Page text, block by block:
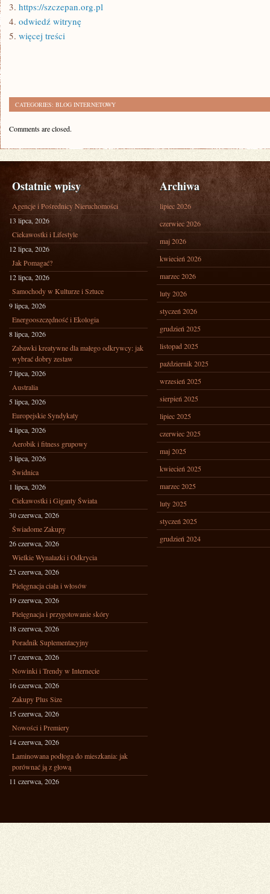
3. https://szczepan.org.pl
4. odwiedź witrynę
5. więcej treści
CATEGORIES: BLOG INTERNETOWY
Comments are closed.
Ostatnie wpisy
Agencje i Pośrednicy Nieruchomości
13 lipca, 2026
Ciekawostki i Lifestyle
12 lipca, 2026
Jak Pomagać?
12 lipca, 2026
Samochody w Kulturze i Sztuce
9 lipca, 2026
Energooszczędność i Ekologia
8 lipca, 2026
Zabawki kreatywne dla małego odkrywcy: jak
wybrać dobry zestaw
7 lipca, 2026
Australia
5 lipca, 2026
Europejskie Syndykaty
4 lipca, 2026
Aerobik i fitness grupowy
3 lipca, 2026
Świdnica
1 lipca, 2026
Ciekawostki i Giganty Świata
30 czerwca, 2026
Świadome Zakupy
26 czerwca, 2026
Wielkie Wynalazki i Odkrycia
23 czerwca, 2026
Pielęgnacja ciała i włosów
19 czerwca, 2026
Pielęgnacja i przygotowanie skóry
18 czerwca, 2026
Poradnik Suplementacyjny
17 czerwca, 2026
Nowinki i Trendy w Internecie
16 czerwca, 2026
Zakupy Plus Size
15 czerwca, 2026
Nowości i Premiery
14 czerwca, 2026
Laminowana podłoga do mieszkania: jak
porównać ją z głową
11 czerwca, 2026
Archiwa
lipiec 2026
czerwiec 2026
maj 2026
kwiecień 2026
marzec 2026
luty 2026
styczeń 2026
grudzień 2025
listopad 2025
październik 2025
wrzesień 2025
sierpień 2025
lipiec 2025
czerwiec 2025
maj 2025
kwiecień 2025
marzec 2025
luty 2025
styczeń 2025
grudzień 2024